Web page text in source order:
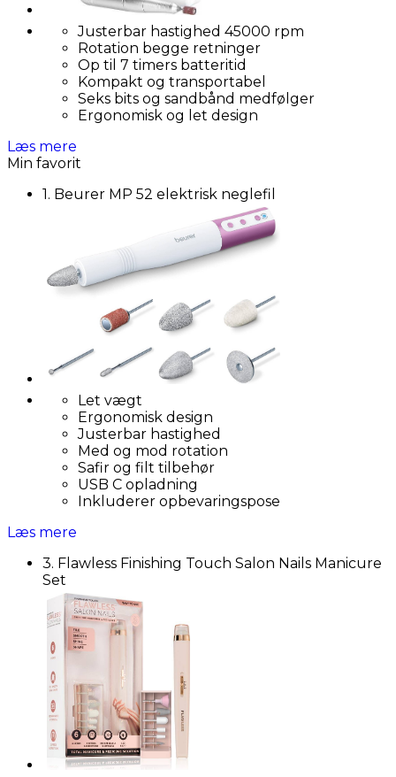
Justerbar hastighed 45000 rpm
Rotation begge retninger
Op til 7 timers batteritid
Kompakt og transportabel
Seks bits og sandbånd medfølger
Ergonomisk og let design
Læs mere
Min favorit
1. Beurer MP 52 elektrisk neglefil
Let vægt
Ergonomisk design
Justerbar hastighed
Med og mod rotation
Safir og filt tilbehør
USB C opladning
Inkluderer opbevaringspose
Læs mere
3. Flawless Finishing Touch Salon Nails Manicure
Set